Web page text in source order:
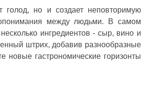
но и создает неповторимую
между людьми. В самом
ингредиентов - сыр, вино и
штрих, добавив разнообразные
новые гастрономические горизонты